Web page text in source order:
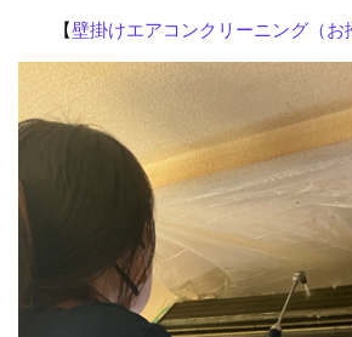
【壁掛けエアコンクリーニング（お